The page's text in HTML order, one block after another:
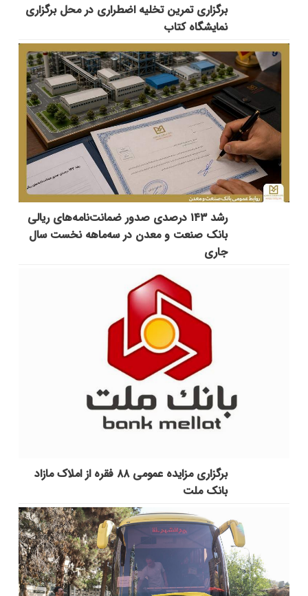
برگزاری تمرین تخلیه اضطراری در محل برگزاری
نمایشگاه کتاب
رشد ۱۴۳ درصدی صدور ضمانت‌نامه‌های ریالی
بانک صنعت و معدن در سه‌ماهه نخست سال
جاری
برگزاری مزایده عمومی ۸۸ فقره از املاک مازاد
بانک ملت